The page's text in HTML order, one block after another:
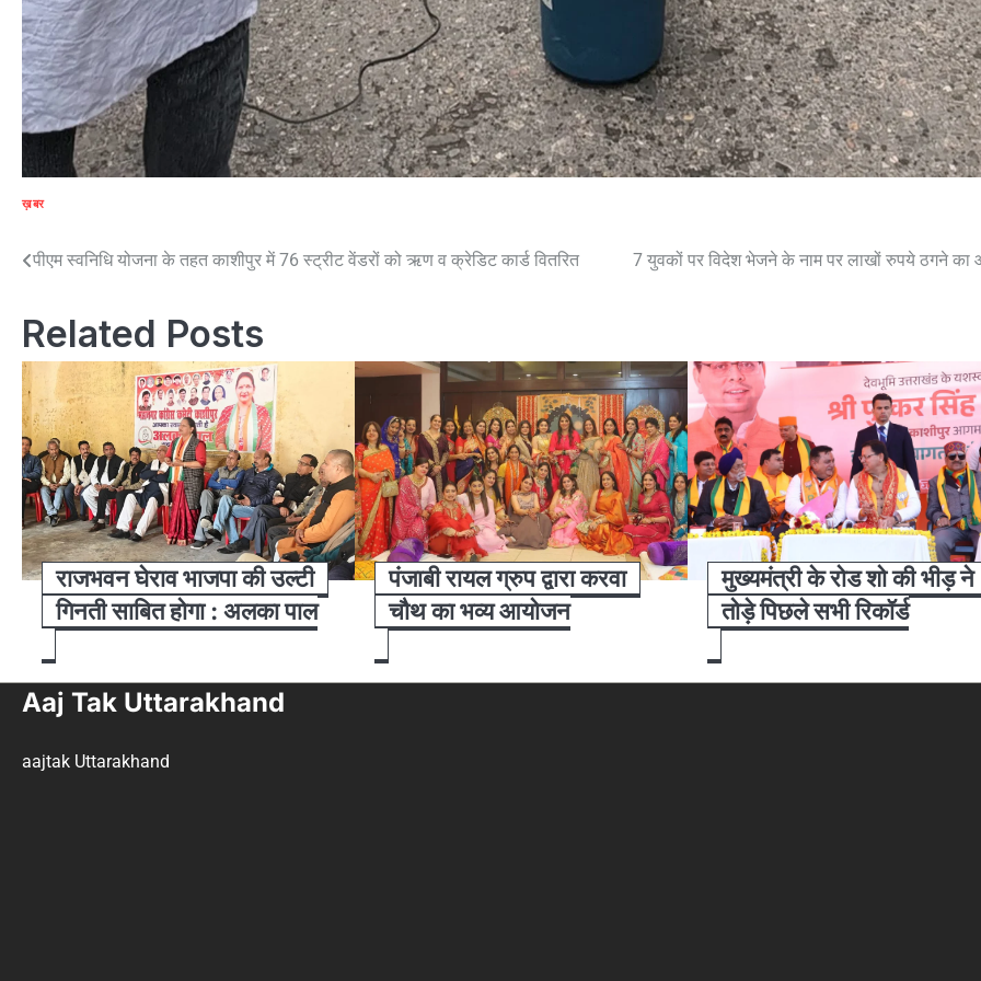
ख़बर
Post
पीएम स्वनिधि योजना के तहत काशीपुर में 76 स्ट्रीट वेंडरों को ऋण व क्रेडिट कार्ड वितरित 7 युवकों पर विदेश भेजने के नाम पर लाखों रुपये ठगने का
Related Posts
राजभवन घेराव भाजपा की उल्टी
गिनती साबित होगा : अलका पाल
पंजाबी रायल ग्रुप द्वारा करवा
चौथ का भव्य आयोजन
मुख्यमंत्री के रोड शो की भीड़ ने
तोड़े पिछले सभी रिकॉर्ड
Aaj Tak Uttarakhand
aajtak Uttarakhand